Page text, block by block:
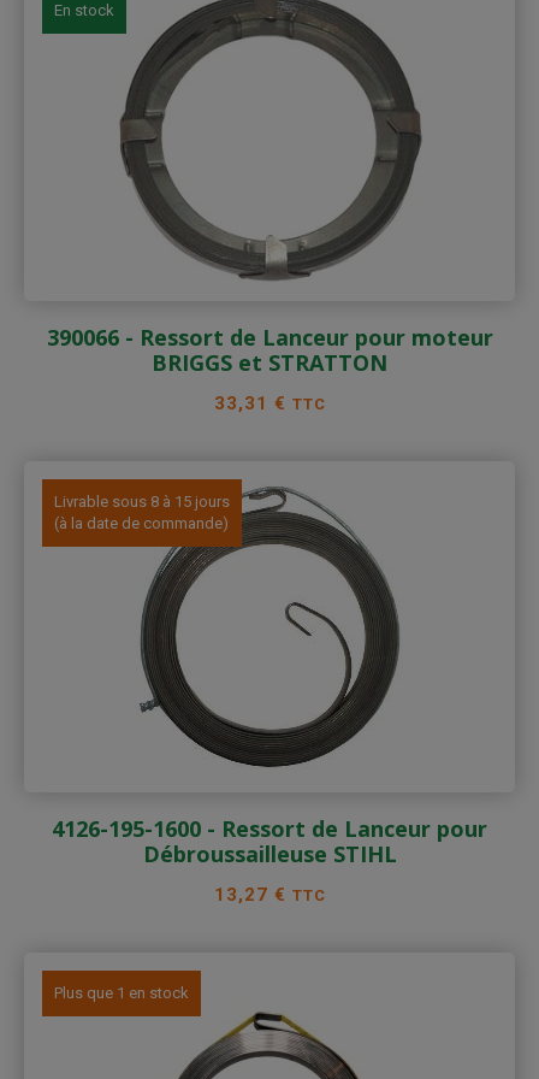
En stock
390066 - Ressort de Lanceur pour moteur
BRIGGS et STRATTON
Prix
33,31 € TTC
Livrable sous 8 à 15 jours
(à la date de commande)
4126-195-1600 - Ressort de Lanceur pour
Débroussailleuse STIHL
Prix
13,27 € TTC
Plus que 1 en stock